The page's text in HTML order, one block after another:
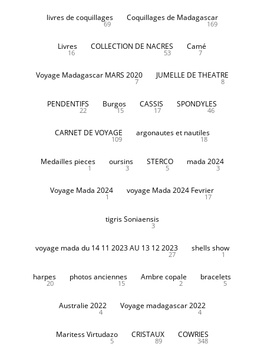
livres de coquillages
69
Coquillages de Madagascar
169
Livres
16
COLLECTION DE NACRES
53
Camé
7
Voyage Madagascar MARS 2020
7
JUMELLE DE THEATRE
8
PENDENTIFS
22
Burgos
15
CASSIS
17
SPONDYLES
46
CARNET DE VOYAGE
109
argonautes et nautiles
18
Medailles pieces
1
oursins
3
STERCO
5
mada 2024
3
Voyage Mada 2024
1
voyage Mada 2024 Fevrier
17
tigris Soniaensis
3
voyage mada du 14 11 2023 AU 13 12 2023
27
shells show
1
harpes
20
photos anciennes
15
Ambre copale
2
bracelets
5
Australie 2022
4
Voyage madagascar 2022
4
Maritess Virtudazo
5
CRISTAUX
89
COWRIES
348